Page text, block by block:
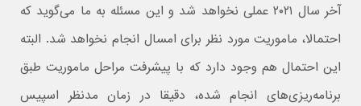
آخر سال ۲۰۲۱ عملی نخواهد شد و این مسئله به ما می‌گوید که
احتمالا، ماموریت مورد نظر برای امسال انجام نخواهد شد. البته
این احتمال هم وجود دارد که با پیشرفت مراحل ماموریت طبق
برنامه‌ریزی‌های انجام شده، دقیقا در زمان مدنظر اسپیس